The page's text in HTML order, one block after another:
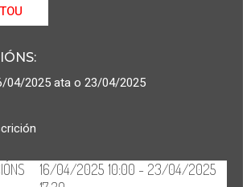
:
04/2025 ata o 23/04/2025